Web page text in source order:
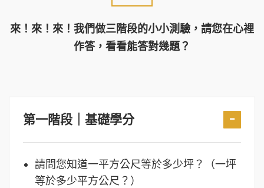
來！來！來！我們做三階段的小小測驗，請您在心裡
作答，看看能答對幾題？
第一階段｜基礎學分
請問您知道一平方公尺等於多少坪？（一坪
等於多少平方公尺？）